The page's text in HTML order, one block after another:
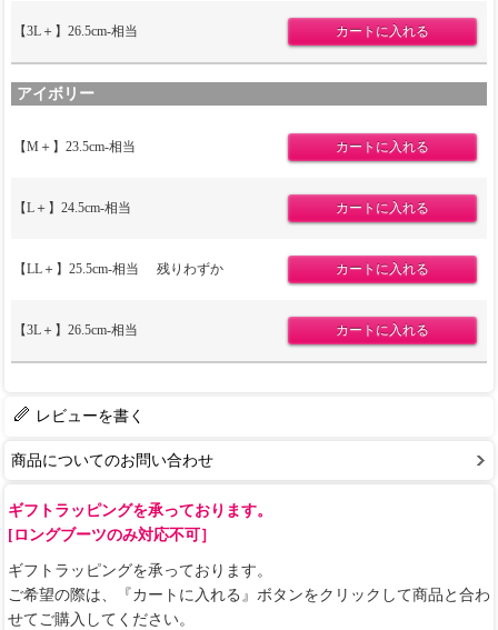
【3L＋】26.5cm-相当
アイボリー
【M＋】23.5cm-相当
【L＋】24.5cm-相当
【LL＋】25.5cm-相当 残りわずか
【3L＋】26.5cm-相当
レビューを書く
商品についてのお問い合わせ
ギフトラッピングを承っております。
[ロングブーツのみ対応不可］
ギフトラッピングを承っております。
ご希望の際は、『カートに入れる』ボタンをクリックして商品と合わ
せてご購入してください。